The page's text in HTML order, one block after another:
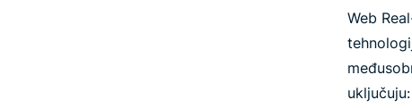
Web
uključuju: